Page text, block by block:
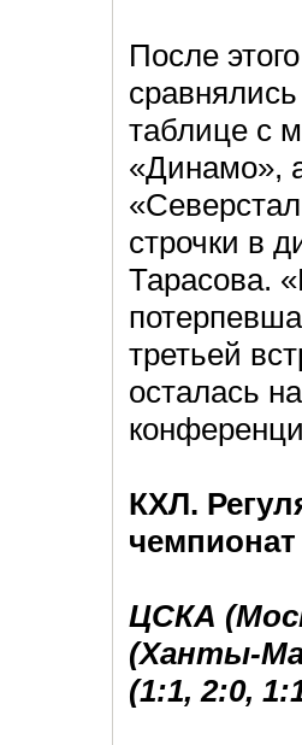
После
таблице с
«Динамо»,
строчки в
Тарасова.
третьей
осталась
КХЛ.
чемпионат
ЦСКА
(Ханты-
(1:1, 2:0,